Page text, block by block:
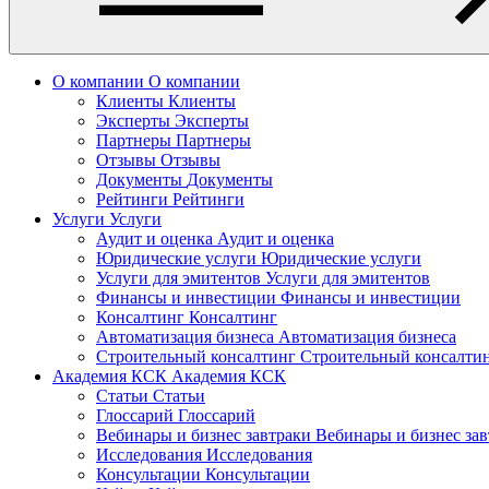
О компании О компании
Клиенты Клиенты
Эксперты Эксперты
Партнеры Партнеры
Отзывы Отзывы
Документы Документы
Рейтинги Рейтинги
Услуги Услуги
Аудит и оценка Аудит и оценка
Юридические услуги Юридические услуги
Услуги для эмитентов Услуги для эмитентов
Финансы и инвестиции Финансы и инвестиции
Консалтинг Консалтинг
Автоматизация бизнеса Автоматизация бизнеса
Строительный консалтинг Строительный
Академия КСК Академия КСК
Статьи Статьи
Глоссарий Глоссарий
Вебинары и бизнес завтраки Вебинары и бизнес
Исследования Исследования
Консультации Консультации